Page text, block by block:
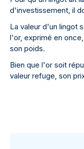
d'investissement, il
La valeur d'un lingot
l'or, exprimé en
son poids.
Bien que l'or soit
valeur refuge, son